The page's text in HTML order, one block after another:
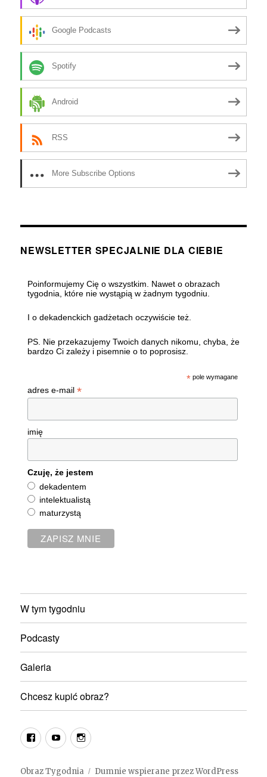
Google Podcasts
Spotify
Android
RSS
More Subscribe Options
NEWSLETTER SPECJALNIE DLA CIEBIE
Poinformujemy Cię o wszystkim. Nawet o obrazach
tygodnia, które nie wystąpią w żadnym tygodniu.
I o dekadenckich gadżetach oczywiście też.
PS. Nie przekazujemy Twoich danych nikomu, chyba, że
bardzo Ci zależy i pisemnie o to poprosisz.
*pole wymagane
adres e-mail *
imię
Czuję, że jestem
dekadentem
intelektualistą
maturzystą
W tym tygodniu
Podcasty
Galeria
Chcesz kupić obraz?
fb youtubeinstagram
Obraz Tygodnia Dumnie wspierane przez WordPress